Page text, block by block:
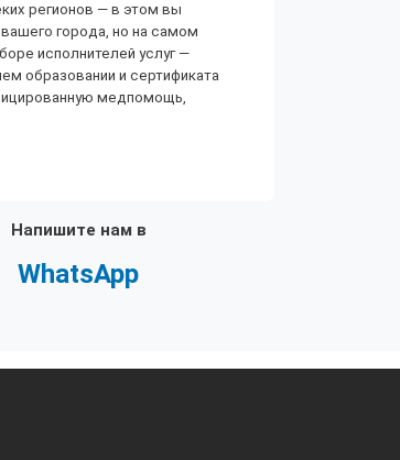
регионов — в этом вы
города, но на самом
исполнителей услуг —
образовании и сертификата
медпомощь,
Напишите нам в
WhatsApp